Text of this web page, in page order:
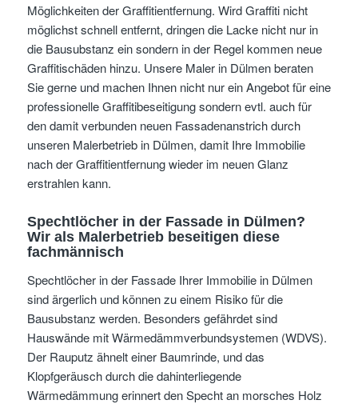
Möglichkeiten der Graffitientfernung. Wird Graffiti nicht
möglichst schnell entfernt, dringen die Lacke nicht nur in
die Bausubstanz ein sondern in der Regel kommen neue
Graffitischäden hinzu. Unsere Maler in Dülmen beraten
Sie gerne und machen Ihnen nicht nur ein Angebot für eine
professionelle Graffitibeseitigung sondern evtl. auch für
den damit verbunden neuen Fassadenanstrich durch
unseren Malerbetrieb in Dülmen, damit Ihre Immobilie
nach der Graffitientfernung wieder im neuen Glanz
erstrahlen kann.
Spechtlöcher in der Fassade in Dülmen?
Wir als Malerbetrieb beseitigen diese
fachmännisch
Spechtlöcher in der Fassade Ihrer Immobilie in Dülmen
sind ärgerlich und können zu einem Risiko für die
Bausubstanz werden. Besonders gefährdet sind
Hauswände mit Wärmedämmverbundsystemen (WDVS).
Der Rauputz ähnelt einer Baumrinde, und das
Klopfgeräusch durch die dahinterliegende
Wärmedämmung erinnert den Specht an morsches Holz